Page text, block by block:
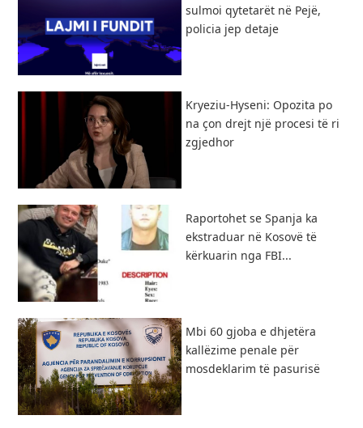
sulmoi qytetarët në Pejë,
policia jep detaje
Kryeziu-Hyseni: Opozita po
na çon drejt një procesi të ri
zgjedhor
Raportohet se Spanja ka
ekstraduar në Kosovë të
kërkuarin nga FBI...
Mbi 60 gjoba e dhjetëra
kallëzime penale për
mosdeklarim të pasurisë